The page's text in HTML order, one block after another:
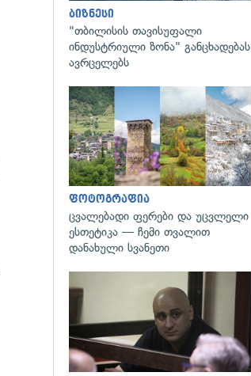
ბიზნესი
"თბილისის თავისუფალი
ინდუსტრიული ზონა" განცხადებას
ავრცელებს
ფოტოგრაფია
ცვალებადი ფერები და უცვლელი
ესთეტიკა — ჩემი თვალით
დანახული სვანეთი